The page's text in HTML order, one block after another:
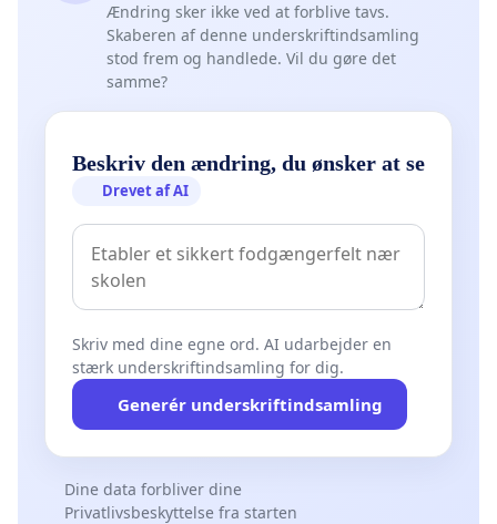
Ændring sker ikke ved at forblive tavs.
Skaberen af denne underskriftindsamling
stod frem og handlede. Vil du gøre det
samme?
Beskriv den ændring, du ønsker at se
Drevet af AI
Skriv med dine egne ord. AI udarbejder en
stærk underskriftindsamling for dig.
Generér underskriftindsamling
Dine data forbliver dine
Privatlivsbeskyttelse fra starten